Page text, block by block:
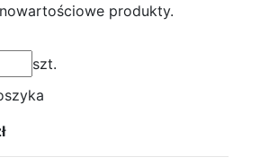
produkty.
szt.